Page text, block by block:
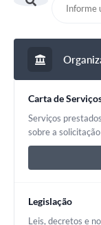
Carta de
Serviços
sobre a
Legislação
Leis, decretos e